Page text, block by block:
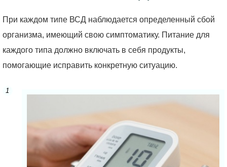
При каждом типе ВСД наблюдается определенный сбой
организма, имеющий свою симптоматику. Питание для
каждого типа должно включать в себя продукты,
помогающие исправить конкретную ситуацию.